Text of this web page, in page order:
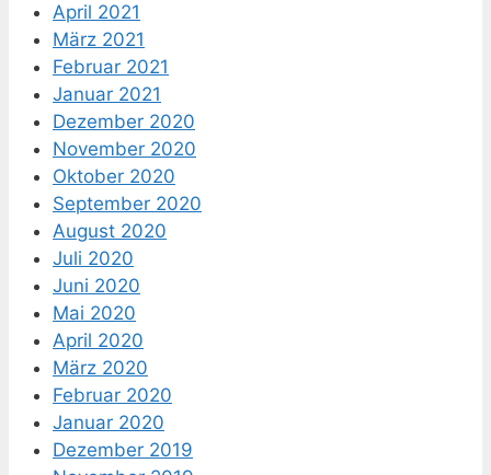
April 2021
März 2021
Februar 2021
Januar 2021
Dezember 2020
November 2020
Oktober 2020
September 2020
August 2020
Juli 2020
Juni 2020
Mai 2020
April 2020
März 2020
Februar 2020
Januar 2020
Dezember 2019